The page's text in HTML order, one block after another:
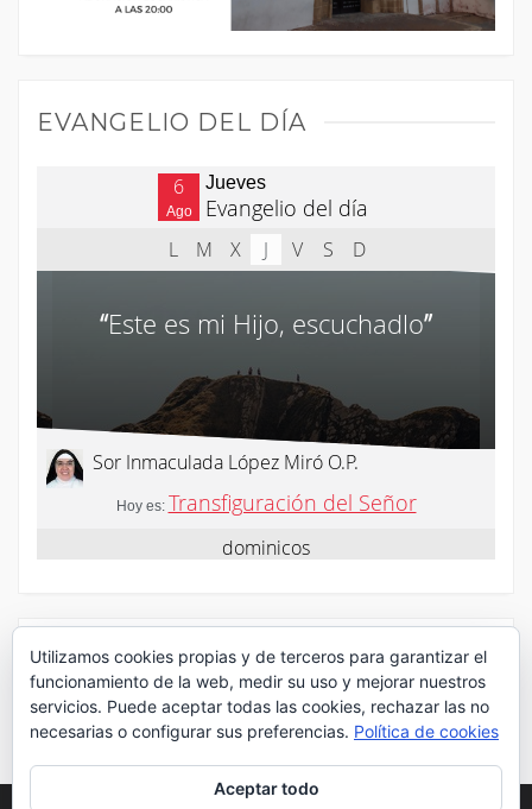
EVANGELIO DEL DÍA
¡Síguenos en Twitter!
Mis tuits
Utilizamos cookies propias y de terceros para garantizar el
funcionamiento de la web, medir su uso y mejorar nuestros
servicios. Puede aceptar todas las cookies, rechazar las no
necesarias o configurar sus preferencias. Política de cookies
Aceptar todo